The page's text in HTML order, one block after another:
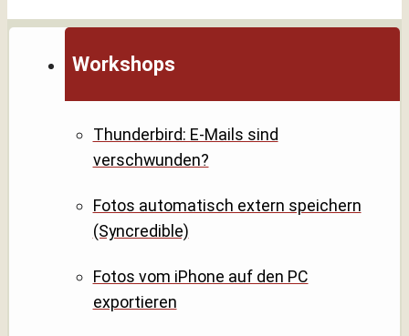
Workshops
Thunderbird: E-Mails sind
verschwunden?
Fotos automatisch extern speichern
(Syncredible)
Fotos vom iPhone auf den PC
exportieren